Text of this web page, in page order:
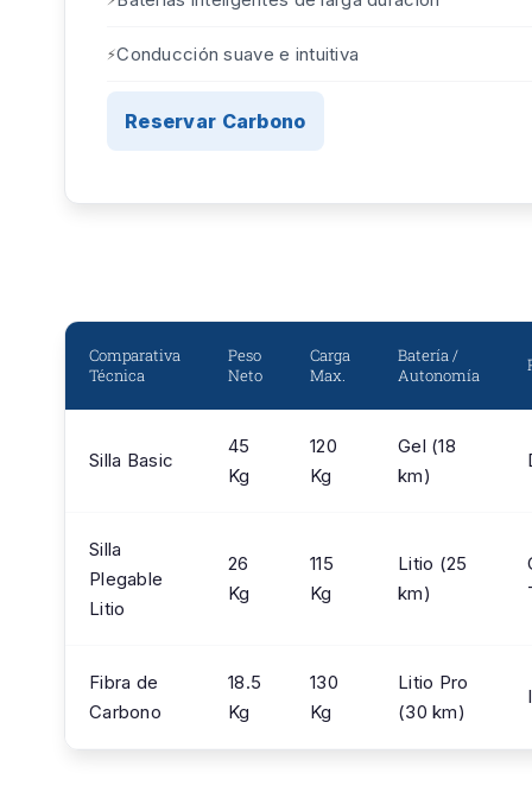
Conducción suave e intuitiva
Reservar Carbono
Comparativa
Técnica
Peso
Neto
Carga
Max.
Batería /
Autonomía
Silla Basic
45
Kg
120
Kg
Gel (18
km)
Silla
Plegable
Litio
26
Kg
115
Kg
Litio (25
km)
Fibra de
Carbono
18.5
Kg
130
Kg
Litio Pro
(30 km)